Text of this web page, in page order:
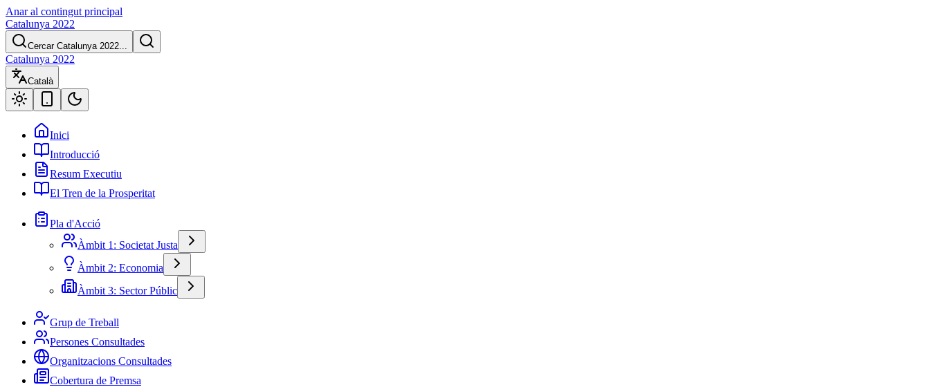
Anar al contingut principal
Catalunya 2022
Cercar Catalunya 2022...
Catalunya 2022
Català
Inici
Introducció
Resum Executiu
El Tren de la Prosperitat
Pla d'Acció
Àmbit 1: Societat Justa
Àmbit 2: Economia
Àmbit 3: Sector Públic
Grup de Treball
Persones Consultades
Organitzacions Consultades
Cobertura de Premsa